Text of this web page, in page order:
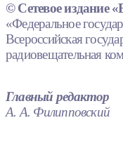
© Сетевое издание
«Федеральное
Всероссийская
радиовещательная
Главный редактор
А. А. Филипповский